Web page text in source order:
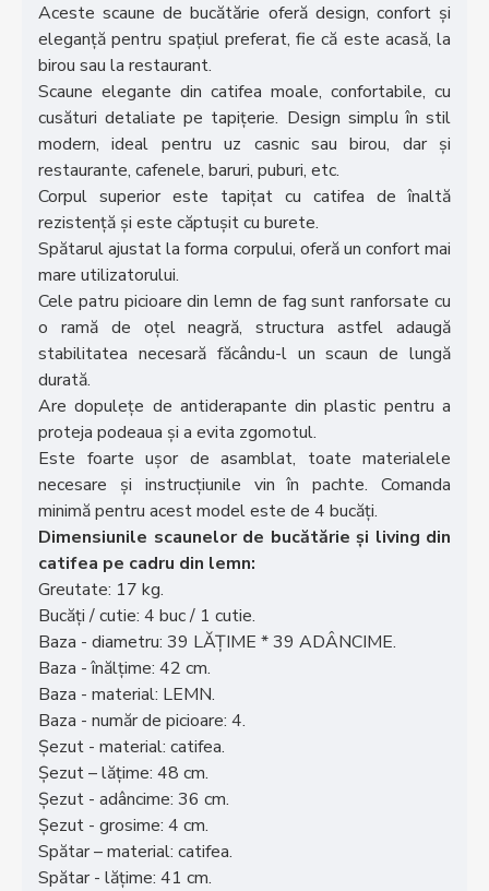
Aceste scaune de bucătărie oferă design, confort și
eleganță pentru spațiul preferat, fie că este acasă, la
birou sau la restaurant.
Scaune elegante din catifea moale, confortabile, cu
cusături detaliate pe tapițerie. Design simplu în stil
modern, ideal pentru uz casnic sau birou, dar și
restaurante, cafenele, baruri, puburi, etc.
Corpul superior este tapițat cu catifea de înaltă
rezistență și este căptușit cu burete.
Spătarul ajustat la forma corpului, oferă un confort mai
mare utilizatorului.
Cele patru picioare din lemn de fag sunt ranforsate cu
o ramă de oțel neagră, structura astfel adaugă
stabilitatea necesară făcându-l un scaun de lungă
durată.
Are dopulețe de antiderapante din plastic pentru a
proteja podeaua și a evita zgomotul.
Este foarte ușor de asamblat, toate materialele
necesare și instrucțiunile vin în pachte. Comanda
minimă pentru acest model este de 4 bucăți.
Dimensiunile scaunelor de bucătărie și living din
catifea pe cadru din lemn:
Greutate: 17 kg.
Bucăți / cutie: 4 buc / 1 cutie.
Baza - diametru: 39 LĂȚIME * 39 ADÂNCIME.
Baza - înălțime: 42 cm.
Baza - material: LEMN.
Baza - număr de picioare: 4.
Șezut - material: catifea.
Șezut – lățime: 48 cm.
Șezut - adâncime: 36 cm.
Șezut - grosime: 4 cm.
Spătar – material: catifea.
Spătar - lățime: 41 cm.